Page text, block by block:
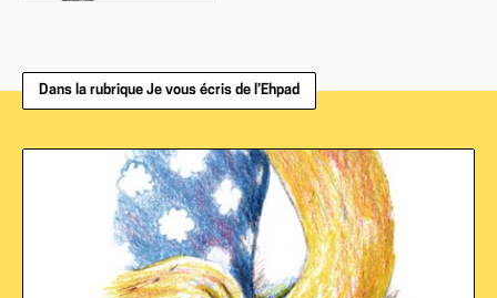
Dans la rubrique Je vous écris de l’Ehpad